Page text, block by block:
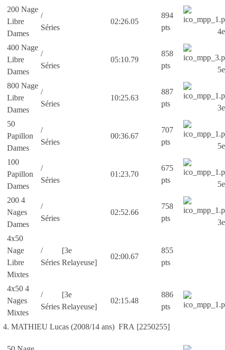
200 Nage
Libre
Dames
/
Séries
02:26.05
894
pts
4e
400 Nage
Libre
Dames
/
Séries
05:10.79
858
pts
5e
800 Nage
Libre
Dames
/
Séries
10:25.63
887
pts
3e
50
Papillon
Dames
/
Séries
00:36.67
707
pts
5e
100
Papillon
Dames
/
Séries
01:23.70
675
pts
5e
200 4
Nages
Dames
/
Séries
02:52.66
758
pts
3e
4x50
Nage
Libre
Mixtes
/
Séries
[3e
Relayeuse]
02:00.67
855
pts
4x50 4
Nages
Mixtes
/
Séries
[3e
Relayeuse]
02:15.48
886
pts
4. MATHIEU Lucas (2008/14 ans) FRA [2250255]